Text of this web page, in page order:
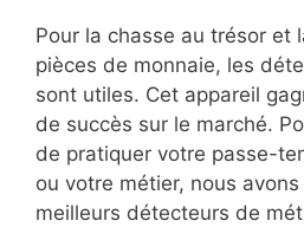
Pour la chasse au trésor et
pièces de monnaie, les
sont utiles. Cet appareil
de succès sur le marché.
de pratiquer votre passe-
ou votre métier, nous
meilleurs détecteurs de